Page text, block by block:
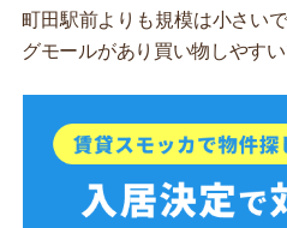
町田駅前よりも規模は小さい
グモールがあり買い物しやすい